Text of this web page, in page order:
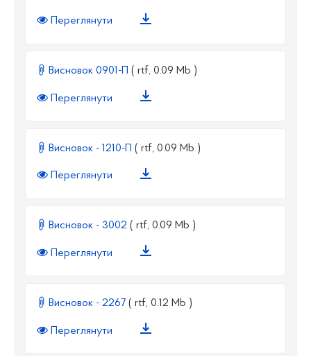
Переглянути
Висновок 0901-П ( rtf, 0.09 Mb )
Переглянути
Висновок - 1210-П ( rtf, 0.09 Mb )
Переглянути
Висновок - 3002 ( rtf, 0.09 Mb )
Переглянути
Висновок - 2267 ( rtf, 0.12 Mb )
Переглянути